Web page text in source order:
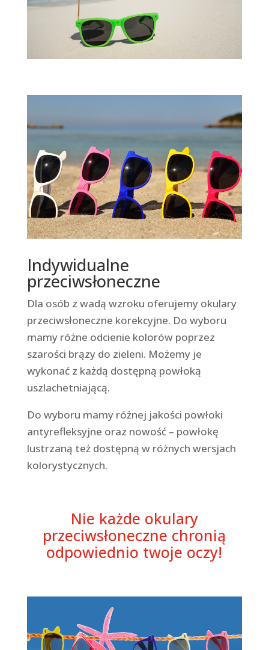
Indywidualne
przeciwsłoneczne
Dla osób z wadą wzroku oferujemy okulary
przeciwsłoneczne korekcyjne. Do wyboru
mamy różne odcienie kolorów poprzez
szarości brązy do zieleni. Możemy je
wykonać z każdą dostępną powłoką
uszlachetniającą.
Do wyboru mamy różnej jakości powłoki
antyrefleksyjne oraz nowość – powłokę
lustrzaną też dostępną w różnych wersjach
kolorystycznych.
Nie każde okulary
przeciwsłoneczne chronią
odpowiednio twoje oczy!